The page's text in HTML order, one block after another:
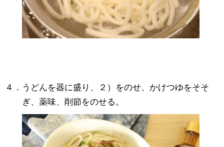
４．うどんを器に盛り、２）をのせ、かけつゆをそそ
ぎ、薬味、削節をのせる。